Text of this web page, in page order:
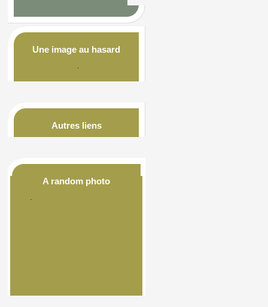
Une image au hasard
Autres liens
A random photo